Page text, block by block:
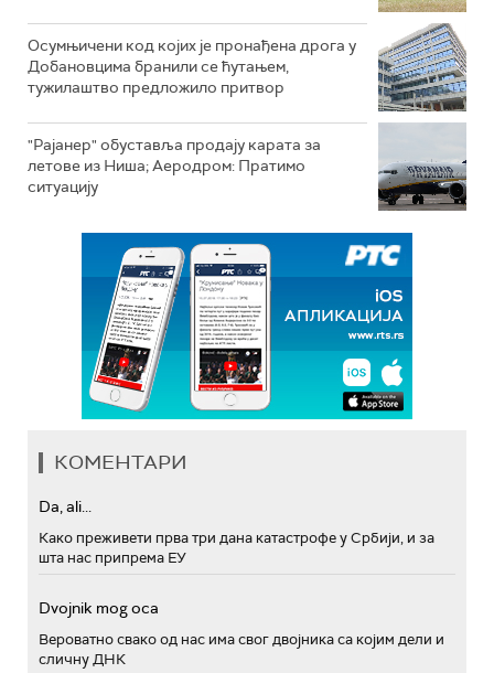
Осумњичени код којих је пронађена дрога у
Добановцима бранили се ћутањем,
тужилаштво предложило притвор
"Рајанер" обуставља продају карата за
летове из Ниша; Аеродром: Пратимо
ситуацију
КОМЕНТАРИ
Da, ali...
Како преживети прва три дана катастрофе у Србији, и за
шта нас припрема ЕУ
Dvojnik mog oca
Вероватно свако од нас има свог двојника са којим дели и
сличну ДНК